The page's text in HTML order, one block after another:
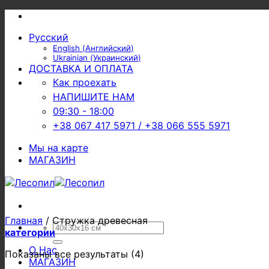
Skip
contentРусский
English (Английский)
Ukrainian (Украинский)
ДОСТАВКА И ОПЛАТА
Как проехать
НАПИШИТЕ НАМ
09:30 - 18:00
+38 067 417 5971 / +38 066 555 5971
Мы на карте
МАГАЗИН
Искать:
О Нас
МАГАЗИН
Главная / Стружка древесная
категории
Показаны все результаты (4)